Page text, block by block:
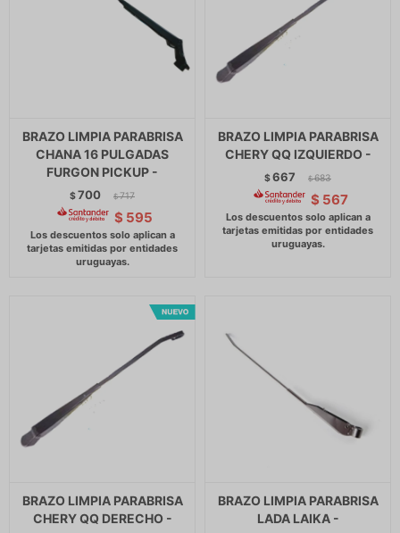
BRAZO LIMPIA PARABRISA
CHANA 16 PULGADAS
FURGON PICKUP -
$700 $ 717
$ 595
BRAZO LIMPIA PARABRISA
CHERY QQ IZQUIERDO -
$667 $ 683
$ 567
BRAZO LIMPIA PARABRISA
CHERY QQ DERECHO -
BRAZO LIMPIA PARABRISA
LADA LAIKA -